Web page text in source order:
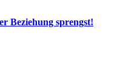
Beziehung sprengst!